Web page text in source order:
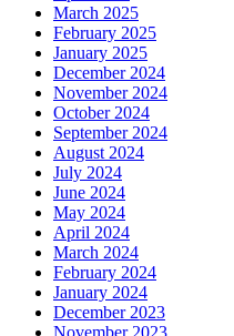
March 2025
February 2025
January 2025
December 2024
November 2024
October 2024
September 2024
August 2024
July 2024
June 2024
May 2024
April 2024
March 2024
February 2024
January 2024
December 2023
November 2023